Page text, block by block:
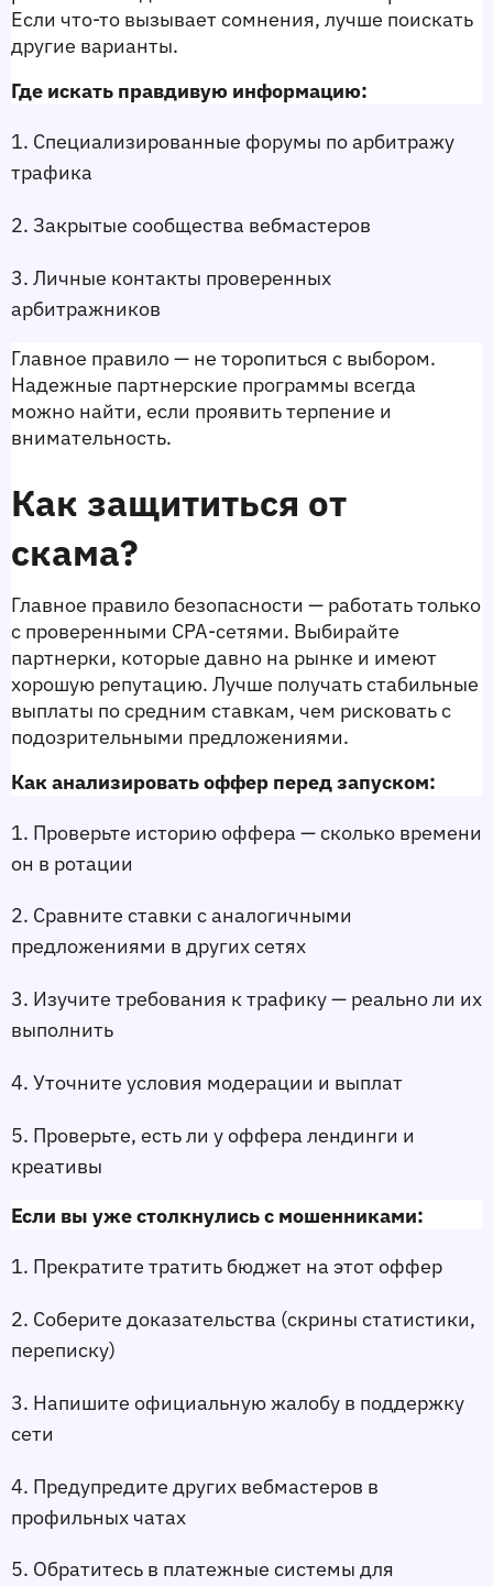
Если что-то вызывает сомнения, лучше поискать
другие варианты.
Где искать правдивую информацию:
1. Специализированные форумы по арбитражу
трафика
2. Закрытые сообщества вебмастеров
3. Личные контакты проверенных
арбитражников
Главное правило — не торопиться с выбором.
Надежные партнерские программы всегда
можно найти, если проявить терпение и
внимательность.
Как защититься от
скама?
Главное правило безопасности — работать только
с проверенными CPA-сетями. Выбирайте
партнерки, которые давно на рынке и имеют
хорошую репутацию. Лучше получать стабильные
выплаты по средним ставкам, чем рисковать с
подозрительными предложениями.
Как анализировать оффер перед запуском:
1. Проверьте историю оффера — сколько времени
он в ротации
2. Сравните ставки с аналогичными
предложениями в других сетях
3. Изучите требования к трафику — реально ли их
выполнить
4. Уточните условия модерации и выплат
5. Проверьте, есть ли у оффера лендинги и
креативы
Если вы уже столкнулись с мошенниками:
1. Прекратите тратить бюджет на этот оффер
2. Соберите доказательства (скрины статистики,
переписку)
3. Напишите официальную жалобу в поддержку
сети
4. Предупредите других вебмастеров в
профильных чатах
5. Обратитесь в платежные системы для